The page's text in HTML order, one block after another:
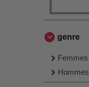
genre
Femmes
Hommes